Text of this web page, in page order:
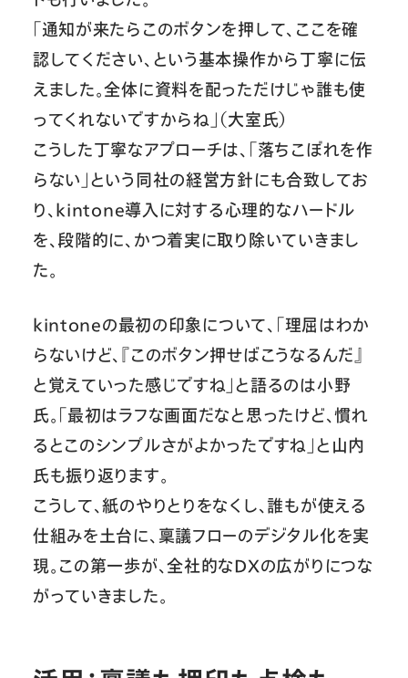
「通知が来たらこのボタンを押して、ここを確
認してください、という基本操作から丁寧に伝
えました。全体に資料を配っただけじゃ誰も使
ってくれないですからね」（大室氏）
こうした丁寧なアプローチは、「落ちこぼれを作
らない」という同社の経営方針にも合致してお
り、kintone導入に対する心理的なハードル
を、段階的に、かつ着実に取り除いていきまし
た。
kintoneの最初の印象について、「理屈はわか
らないけど、『このボタン押せばこうなるんだ』
と覚えていった感じですね」と語るのは小野
氏。「最初はラフな画面だなと思ったけど、慣れ
るとこのシンプルさがよかったですね」と山内
氏も振り返ります。
こうして、紙のやりとりをなくし、誰もが使える
仕組みを土台に、稟議フローのデジタル化を実
現。この第一歩が、全社的なDXの広がりにつな
がっていきました。